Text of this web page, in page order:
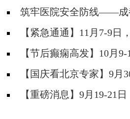
筑牢医院安全防线——成
防安全培训纪实
【紧急通通】11月7-9日
神经内科胡颖教授亲临成都
【节后癫痫高发】10月
院陈葵博士免费会诊+治疗
题！
【国庆看北京专家】9月
天坛&首钢医院两大专家蓉
【重磅消息】9月19-21